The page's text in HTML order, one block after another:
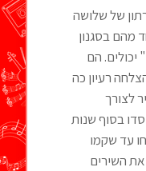
של שלושה
מהם בסגנון
יכולים. הם
רעיון כה
לצורך
בסוף שנות
עד שקמו
השירים